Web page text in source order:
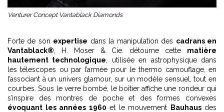
Venturer Concept Vantablack Diamonds
Forte de son expertise dans la manipulation des cadrans en
Vantablack® , H. Moser & Cie. détourne cette matière
hautement technologique , utilisée en astrophysique dans
les télescopes ou par l’armée pour le thermo camouflage, en
l’associant à un univers glamour, sur un modèle sensuel, tout en
courbes. Sous le verre bombé, le boîtier affiche une rondeur qui
s’inspire des montres de poche et des formes convexes
évoquant les années 1960 et le mouvement Bauhausdes